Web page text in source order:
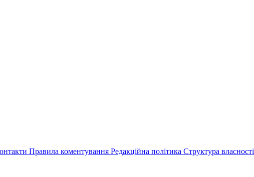
Правила коментування Редакційна політика Структура власності